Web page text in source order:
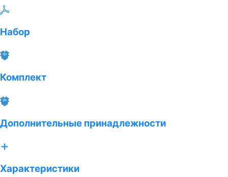
Набор
Комплект
Дополнительные принадлежности
Характеристики